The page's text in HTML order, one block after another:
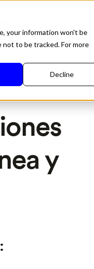
your information won't be
to be tracked. For more
Decline
y